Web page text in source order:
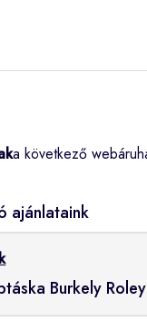
a következő
ajánlataink
Burkely